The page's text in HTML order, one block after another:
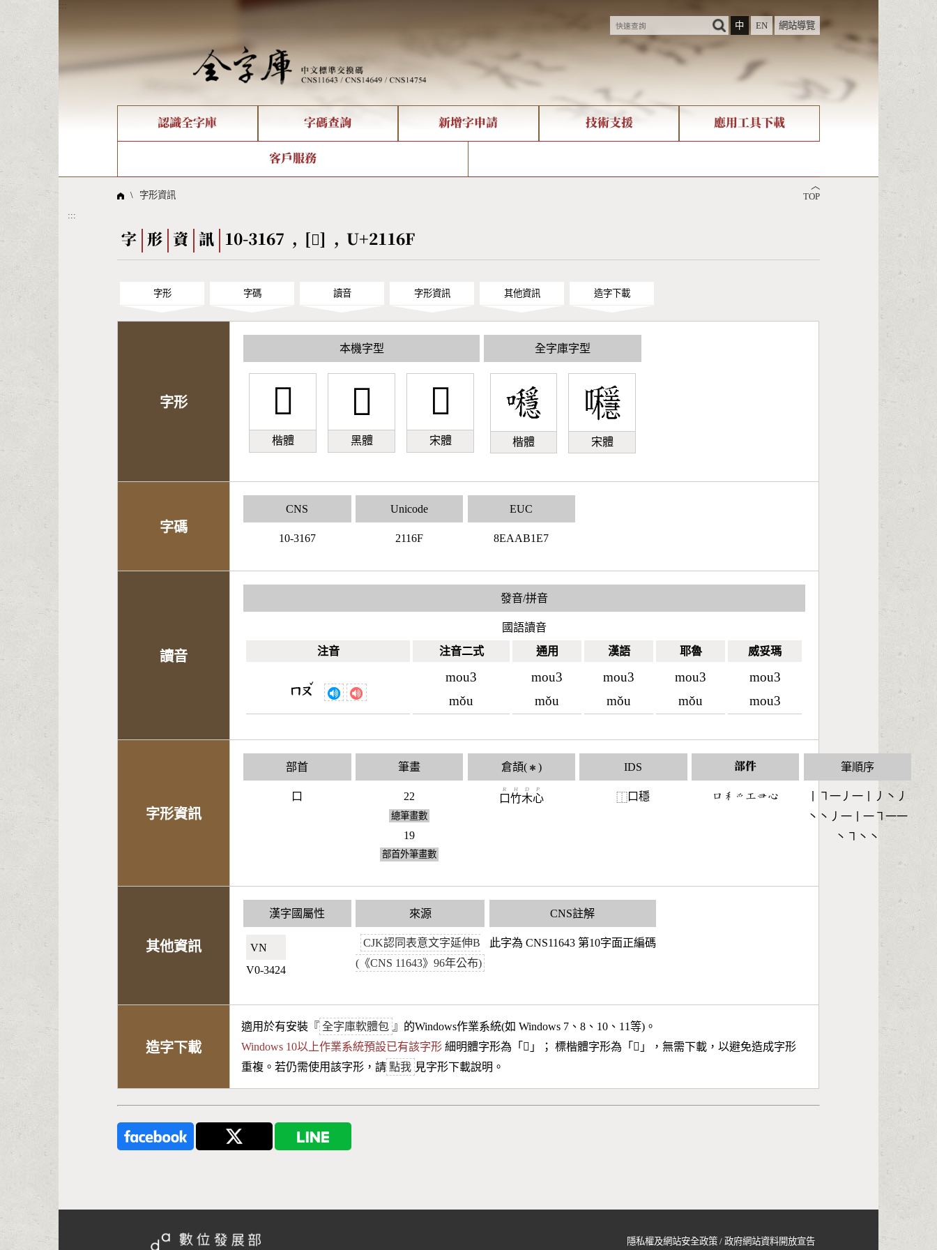
:::
中
EN 網站導覽
認識全字庫
全字庫現況
線上教學
字碼查詢
部件查詢
倉頡查詢
Big5查詢 拼音查詢
新增字申請 技術支援
造字解決方案
應用工具下載
字形下載
客戶服務
問題集
︿
TOP
\ 字形資訊
:::
字 形 資 訊 10-3167 , [𡅯] , U+2116F
字形 字碼 讀音 字形資訊 其他資訊 造字下載
字形
本機字型
𡅯
楷體
𡅯
黑體
𡅯
宋體
全字庫字型
楷體 宋體
字碼
CNS
10-3167
Unicode
2116F
EUC
8EAAB1E7
讀音
發音/拼音
國語讀音
注音
注音二式 通用 漢語 耶魯 威妥瑪
ㄇㄡ
ˇ
mou3
mǒu
mou3
mǒu
mou3
mǒu
mou3
mǒu
mou3
mou3
字形資訊
部首
口
筆畫
22
總筆畫數
19
部首外筆畫數
倉頡( ✱ )
口
R
竹
H
木
D
心
P
IDS
⿰口穩
部件
󶁶󶅅󶃩󶁥󶂕󶄀
筆順序
丨㇕一丿一丨丿丶丿
丶丶丿一丨一㇕一一
丶㇕丶丶
其他資訊
漢字國屬性
VN🇻🇳
V0-3424
來源
CJK認同表意文字延伸B
(《CNS 11643》96年公布)
CNS註解
此字為 CNS11643 第10字面正編碼
造字下載
適用於有安裝『 全字庫軟體包 』的Windows作業系統(如 Windows 7、8、10、11等)。
Windows 10以上作業系統預設已有該字形 細明體字形為「 𡅯 」； 標楷體字形為「 𡅯 」，無需下載，以避免造成字形
重複。若仍需使用該字形，請 點我 見字形下載說明。
隱私權及網站安全政策 /政府網站資料開放宣告